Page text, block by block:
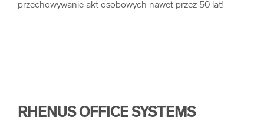
przechowywanie akt osobowych nawet przez 50 lat!
RHENUS OFFICE SYSTEMS